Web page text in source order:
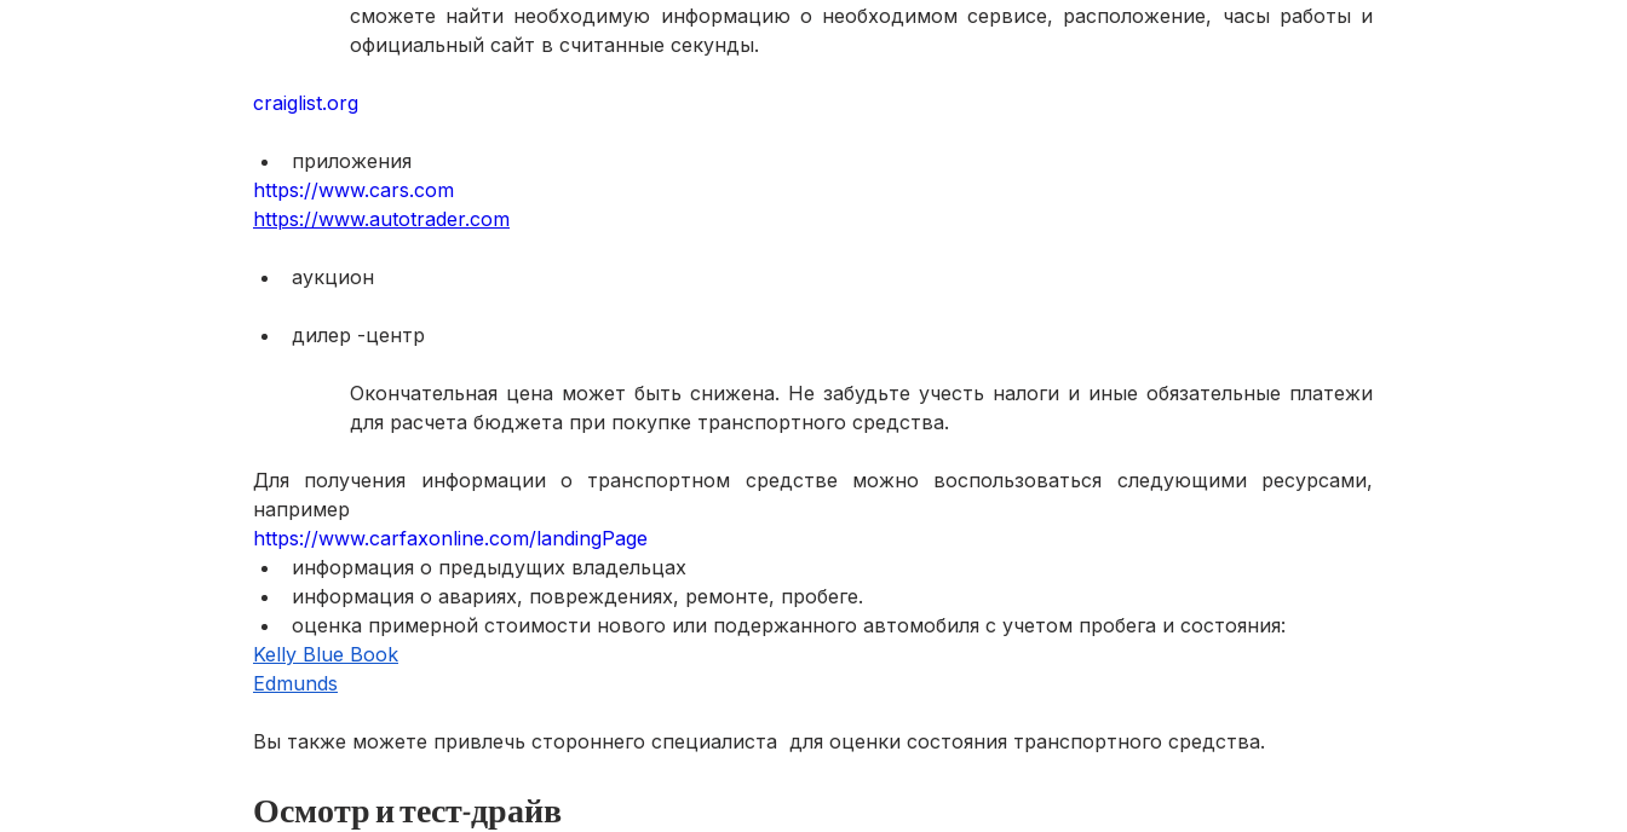
сможете найти необходимую информацию о необходимом сервисе, расположение, часы работы и
официальный сайт в считанные секунды.
craiglist.org
приложения
https://www.cars.com
https://www.autotrader.com
аукцион
дилер -центр
Окончательная цена может быть снижена. Не забудьте учесть налоги и иные обязательные платежи
для расчета бюджета при покупке транспортного средства.
Для получения информации о транспортном средстве можно воспользоваться следующими ресурсами,
например
https://www.carfaxonline.com/landingPage
информация о предыдущих владельцах
информация о авариях, повреждениях, ремонте, пробеге.
оценка примерной стоимости нового или подержанного автомобиля с учетом пробега и состояния:
Kelly Blue Book
Edmunds
Вы также можете привлечь стороннего специалиста  для оценки состояния транспортного средства.
Осмотр и тест-драйв